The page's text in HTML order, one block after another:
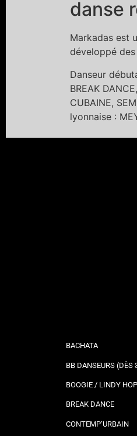
danse
Markadas est
développé
Danseur
BREAK
CUBAINE,
lyonnaise :
BACHATA
BB DANSEURS (DÈS
BOOGIE / LINDY HOP
BREAK DANCE
CONTEMP’URBAIN